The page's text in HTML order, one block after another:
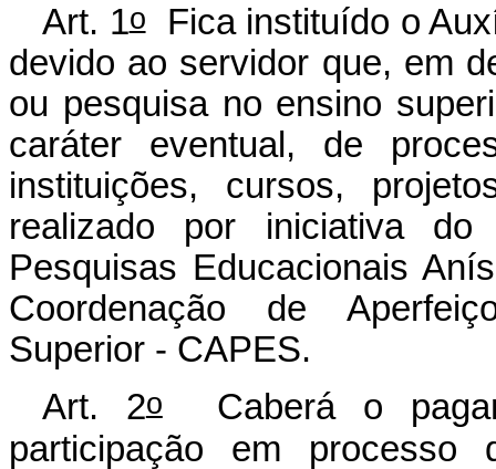
Art. 1oFica instituído o
devido ao servidor que, em
ou pesquisa no ensino
caráter eventual, de
instituições, cursos,
realizado por iniciativa
Pesquisas Educacionais
Coordenação de
Superior - CAPES.
Art. 2oCaberá o
participação em